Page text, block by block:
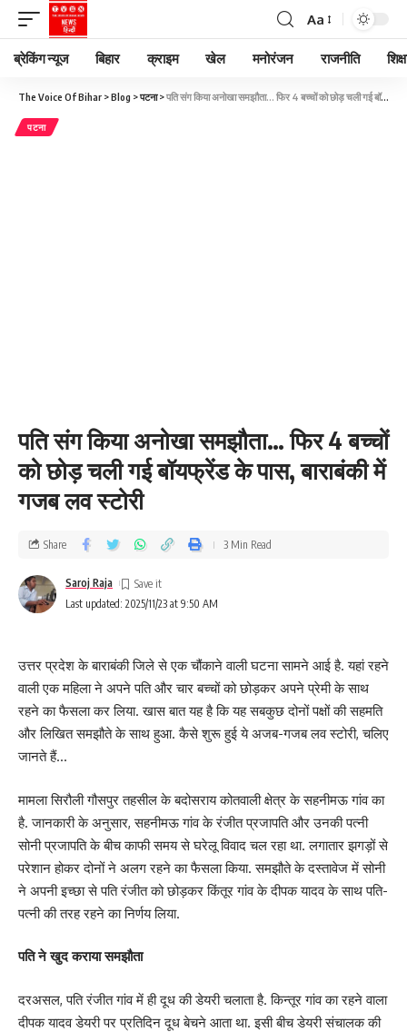
Aa
ब्रेकिंग न्यूज बिहार क्राइम खेल मनोरंजन राजनीति
The Voice Of Bihar >Blog >पटना>पति संग किया अनोखा समझौता… फिर 4 बच्चों को छोड़ चली गई बॉयफ्रेंड के पास, बाराबंकी में गजब लव स्टोरी
पटना
पति संग किया अनोखा समझौता… फिर 4 बच्चों
को छोड़ चली गई बॉयफ्रेंड के पास, बाराबंकी में
गजब लव स्टोरी
Last updated: 2025/11/23 at 9:50 AM
Saroj Raja
Share 3 Min Read
उत्तर प्रदेश के बाराबंकी जिले से एक चौंकाने वाली घटना सामने आई है. यहां रहने
वाली एक महिला ने अपने पति और चार बच्चों को छोड़कर अपने प्रेमी के साथ
रहने का फैसला कर लिया. खास बात यह है कि यह सबकुछ दोनों पक्षों की सहमति
और लिखित समझौते के साथ हुआ. कैसे शुरू हुई ये अजब-गजब लव स्टोरी, चलिए
जानते हैं…
मामला सिरौली गौसपुर तहसील के बदोसराय कोतवाली क्षेत्र के सहनीमऊ गांव का
है. जानकारी के अनुसार, सहनीमऊ गांव के रंजीत प्रजापति और उनकी पत्नी
सोनी प्रजापति के बीच काफी समय से घरेलू विवाद चल रहा था. लगातार झगड़ों से
परेशान होकर दोनों ने अलग रहने का फैसला किया. समझौते के दस्तावेज में सोनी
ने अपनी इच्छा से पति रंजीत को छोड़कर किंतूर गांव के दीपक यादव के साथ पति-
पत्नी की तरह रहने का निर्णय लिया.
पति ने खुद कराया समझौता
दरअसल, पति रंजीत गांव में ही दूध की डेयरी चलाता है. किन्तूर गांव का रहने वाला
दीपक यादव डेयरी पर प्रतिदिन दूध बेचने आता था. इसी बीच डेयरी संचालक की